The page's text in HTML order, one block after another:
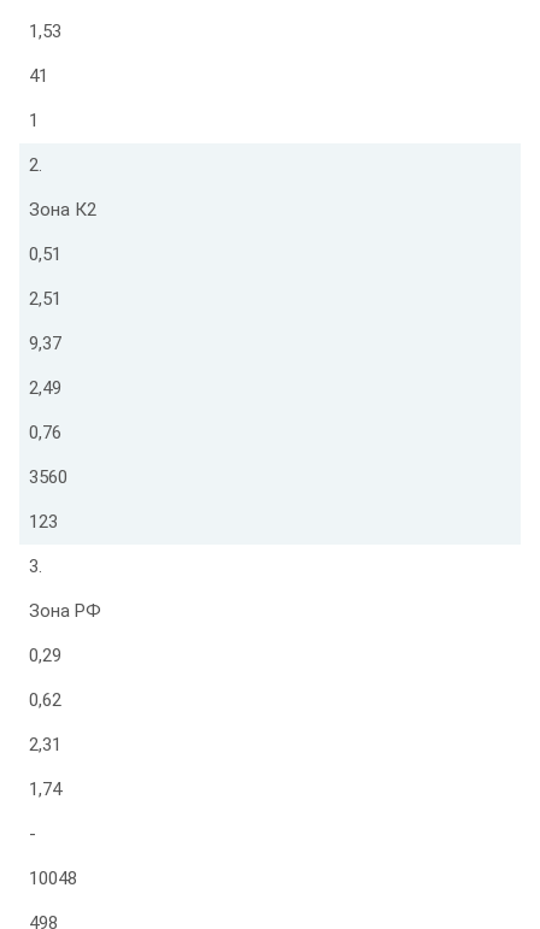
1,53
41
1
2.
Зона К2
0,51
2,51
9,37
2,49
0,76
3560
123
3.
Зона РФ
0,29
0,62
2,31
1,74
-
10048
498